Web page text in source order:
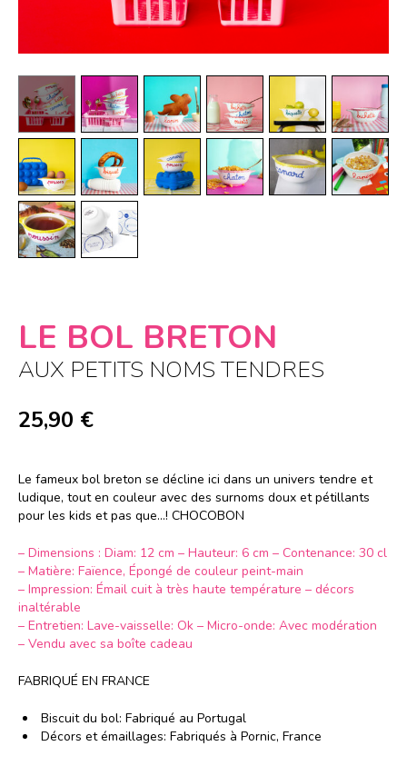
LE BOL BRETON
AUX PETITS NOMS TENDRES
25,90 €
Le fameux bol breton se décline ici dans un univers tendre et
ludique, tout en couleur avec des surnoms doux et pétillants
pour les kids et pas que…! CHOCOBON
– Dimensions : Diam: 12 cm – Hauteur: 6 cm – Contenance: 30 cl
– Matière: Faïence, Épongé de couleur peint-main
– Impression: Émail cuit à très haute température – décors
inaltérable
– Entretien: Lave-vaisselle: Ok – Micro-onde: Avec modération
– Vendu avec sa boîte cadeau
FABRIQUÉ EN FRANCE
Biscuit du bol: Fabriqué au Portugal
Décors et émaillages: Fabriqués à Pornic, France